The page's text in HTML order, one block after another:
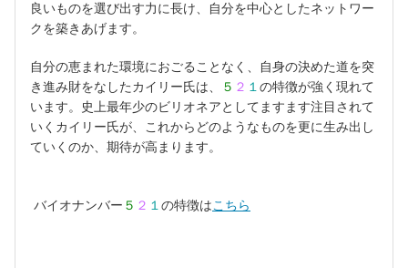
良いものを選び出す力に長け、自分を中心としたネットワー
クを築きあげます。
自分の恵まれた環境におごることなく、自身の決めた道を突
き進み財をなしたカイリー氏は、
５ ２ １ の特徴が強く現れて
います。史上最年少のビリオネアとしてますます注目されて
いくカイリー氏が、これからどのようなものを更に生み出し
ていくのか、期待が高まります。
バイオナンバー ５ ２ １ の特徴はこちら